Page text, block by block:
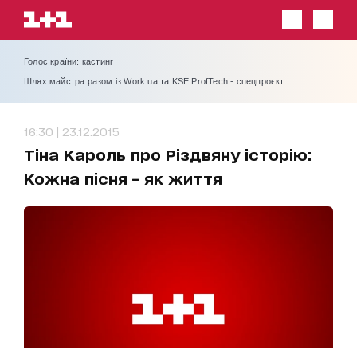
Голос країни: кастинг
Шлях майстра разом із Work.ua та KSE ProfTech - спецпроєкт
16:30 | 23.12.2015
Тіна Кароль про Різдвяну історію:
Кожна пісня – як життя